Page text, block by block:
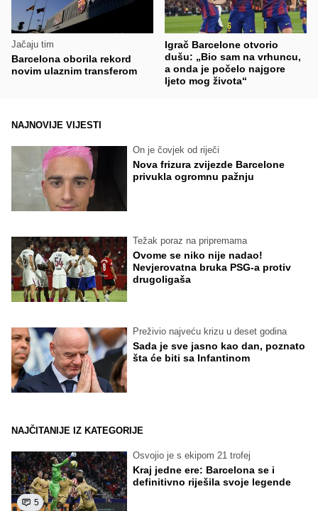
Jačaju tim
Barcelona oborila rekord
novim ulaznim transferom
Igrač Barcelone otvorio
dušu: „Bio sam na vrhuncu,
a onda je počelo najgore
ljeto mog života“
NAJNOVIJE VIJESTI
On je čovjek od riječi
Nova frizura zvijezde Barcelone
privukla ogromnu pažnju
Težak poraz na pripremama
Ovome se niko nije nadao!
Nevjerovatna bruka PSG-a protiv
drugoligaša
Preživio najveću krizu u deset godina
Sada je sve jasno kao dan, poznato
šta će biti sa Infantinom
NAJČITANIJE IZ KATEGORIJE
5
Osvojio je s ekipom 21 trofej
Kraj jedne ere: Barcelona se i
definitivno riješila svoje legende